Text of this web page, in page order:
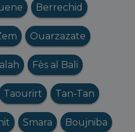
Berrechid
Ouarzazate
Fès al Bali
Taourirt Tan-Tan
Smara Boujniba